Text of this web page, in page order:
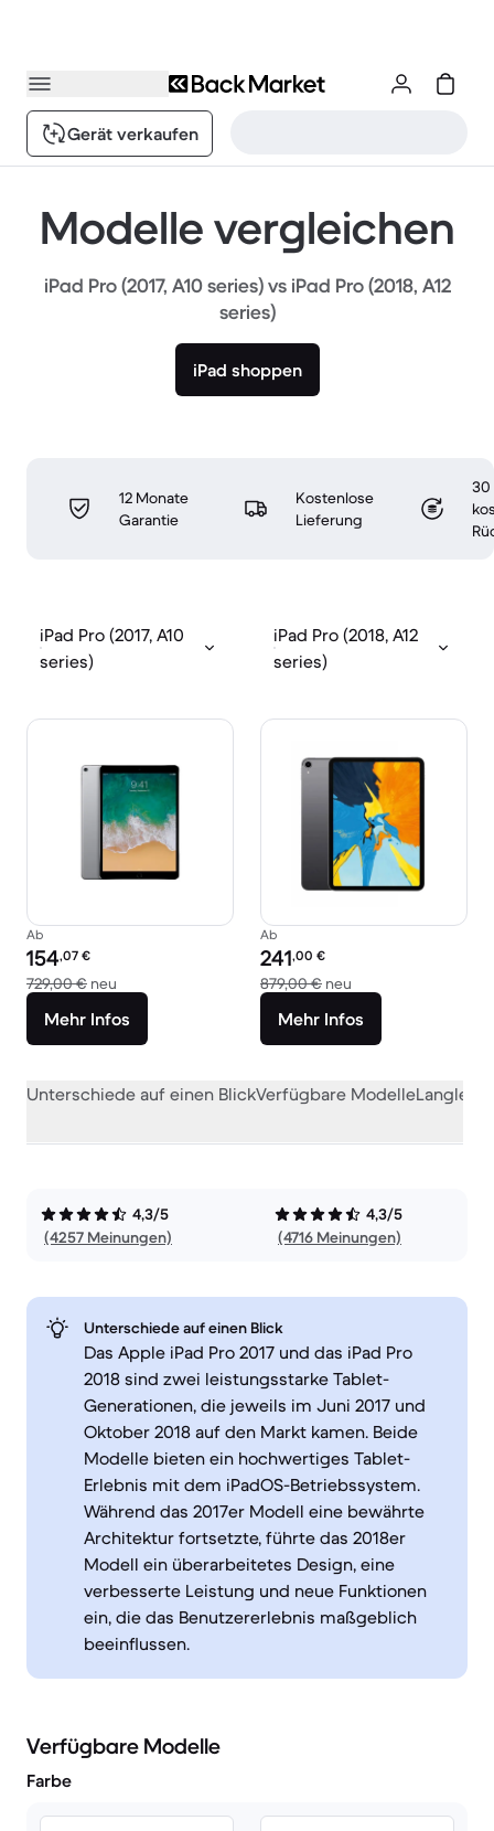
Gerät verkaufen
Modelle vergleichen
iPad Pro (2017, A10 series) vs iPad Pro (2018, A12
series)
iPad shoppen
12 Monate
Garantie
Kostenlose
Lieferung
30
iPad Pro (2017, A10
series)
iPad Pro (2018, A12
series)
Ab
Preis des erneuerten Produkts:
154,07 €
729,00 € neu Im Vergleich zum Neupreis von 729,00 €
Mehr Infos
Ab
Preis des erneuerten Produkts:
241,00 €
879,00 € neu
Mehr Infos
Unterschiede auf einen BlickVerfügbare Modelle
4,3/5
(4257 Meinungen)
4,3/5
(4716 Meinungen)
Unterschiede auf einen Blick
Das Apple iPad Pro 2017 und das iPad Pro
2018 sind zwei leistungsstarke Tablet-
Generationen, die jeweils im Juni 2017 und
Oktober 2018 auf den Markt kamen. Beide
Modelle bieten ein hochwertiges Tablet-
Erlebnis mit dem iPadOS-Betriebssystem.
Während das 2017er Modell eine bewährte
Architektur fortsetzte, führte das 2018er
Modell ein überarbeitetes Design, eine
verbesserte Leistung und neue Funktionen
ein, die das Benutzererlebnis maßgeblich
beeinflussen.
Verfügbare Modelle
Farbe